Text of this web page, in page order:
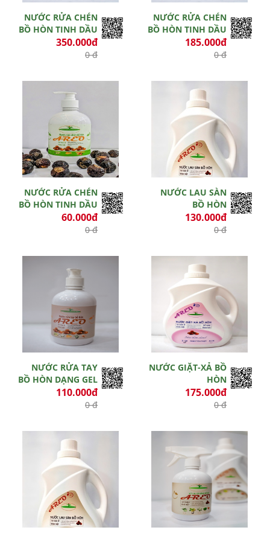
NƯỚC RỬA CHÉN
BỒ HÒN TINH DẦU
350.000đ
0 đ
NƯỚC RỬA CHÉN
BỒ HÒN TINH DẦU
185.000đ
0 đ
NƯỚC RỬA CHÉN
BỒ HÒN TINH DẦU
60.000đ
0 đ
NƯỚC LAU SÀN
BỒ HÒN
130.000đ
0 đ
NƯỚC RỬA TAY
BỒ HÒN DẠNG GEL
110.000đ
0 đ
NƯỚC GIẶT-XẢ BỒ
HÒN
175.000đ
0 đ